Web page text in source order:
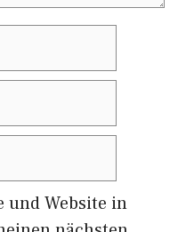
und Website in